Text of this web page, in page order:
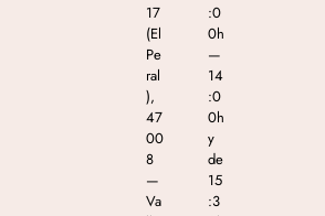
17
(El
Pe
ral
),
47
00
8
—
Va
:0
0h
—
14
:0
0h
y
de
15
:3